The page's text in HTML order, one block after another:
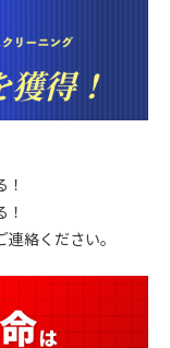
絡ください。